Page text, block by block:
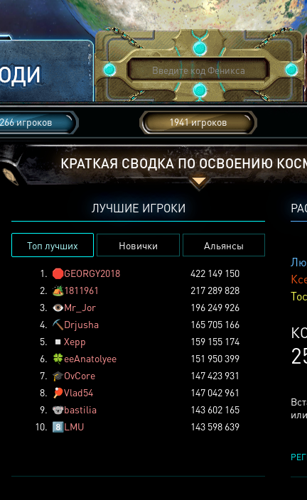
игроков 1941 игроков
КРАТКАЯ СВОДКА ПО ОСВОЕНИЮ
ЛУЧШИЕ ИГРОКИ
Топ лучших Новички Альянсы
1. 🛑GEORGY2018
422 149 150
2. 🏕️1811961
217 289 828
3. 👁️Mr_Jor
196 249 926
4. ⛏️ Drjusha
165 705 166
5.
◽ Xepp
159 155 174
6. 🍀eeAnatolyee
151 950 399
7. 🎓OvCore
147 423 931
8.
🏓Vlad54
147 042 961
9. 🐨bastilia
143 602 165
10. 8️⃣LMU 143 598 639